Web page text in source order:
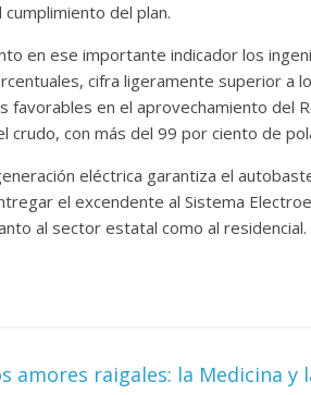
del plan.
en ese importante indicador los
cifra ligeramente superior a
en el aprovechamiento del
crudo, con más del 99 por ciento de
eléctrica garantiza el
el excendente al Sistema
al sector estatal como al residencial.
amores raigales: la Medicina y